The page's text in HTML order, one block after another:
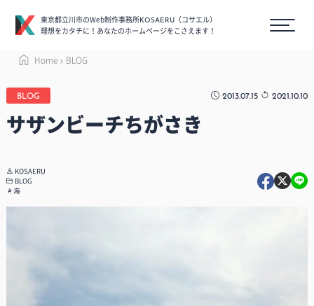
東京都立川市のWeb制作事務所KOSAERU
（コサエル）
理想をカタチに！あなたのホームページをこさえます！
Home BLOG
BLOG 2013.07.15 2021.10.10
サザンビーチちがさき
KOSAERU
BLOG
海